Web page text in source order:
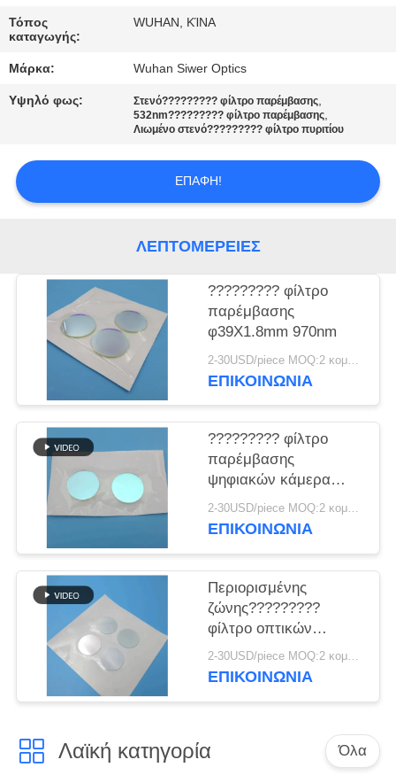
ΜΑΣ
ΕΛΆΤΕ
ΣΕ
ΜΕ
ΑΠΌΣΠΑΣΜΑ
SITEMAP
PRIVACY
POLICY
Τόπος
καταγωγής:
WUHAN, ΚΊΝΑ
Μάρκα: Wuhan Siwer Optics
Υψηλό φως: Στενό????????? φίλτρο παρέμβασης,
532nm????????? φίλτρο παρέμβασης,
Λιωμένο στενό????????? φίλτρο πυριτίου
ΕΠΑΦΉ!
ΛΕΠΤΟΜΈΡΕΙΕΣ
????????? φίλτρο
παρέμβασης
φ39X1.8mm 970nm
2-30USD/piece MOQ:2 κομμάτια
ΕΠΙΚΟΙΝΩΝΊΑ
????????? φίλτρο
παρέμβασης
ψηφιακών κάμερα
750nm
2-30USD/piece MOQ:2 κομμάτια
ΕΠΙΚΟΙΝΩΝΊΑ
Περιορισμένης
ζώνης?????????
φίλτρο οπτικών
συστημάτων 520nm
2-30USD/piece MOQ:2 κομμάτια
ΕΠΙΚΟΙΝΩΝΊΑ
Λαϊκή κατηγορία Όλα